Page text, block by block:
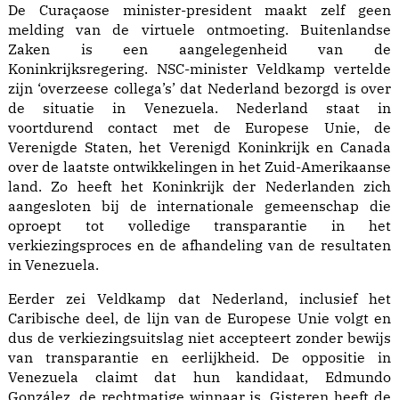
De Curaçaose minister-president maakt zelf geen
melding van de virtuele ontmoeting. Buitenlandse
Zaken is een aangelegenheid van de
Koninkrijksregering. NSC-minister Veldkamp vertelde
zijn ‘overzeese collega’s’ dat Nederland bezorgd is over
de situatie in Venezuela. Nederland staat in
voortdurend contact met de Europese Unie, de
Verenigde Staten, het Verenigd Koninkrijk en Canada
over de laatste ontwikkelingen in het Zuid-Amerikaanse
land. Zo heeft het Koninkrijk der Nederlanden zich
aangesloten bij de internationale gemeenschap die
oproept tot volledige transparantie in het
verkiezingsproces en de afhandeling van de resultaten
in Venezuela.
Eerder zei Veldkamp dat Nederland, inclusief het
Caribische deel, de lijn van de Europese Unie volgt en
dus de verkiezingsuitslag niet accepteert zonder bewijs
van transparantie en eerlijkheid. De oppositie in
Venezuela claimt dat hun kandidaat, Edmundo